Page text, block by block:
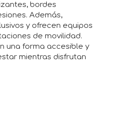
bordes
Además,
y ofrecen equipos
de movilidad.
una forma accesible y
mientras disfrutan